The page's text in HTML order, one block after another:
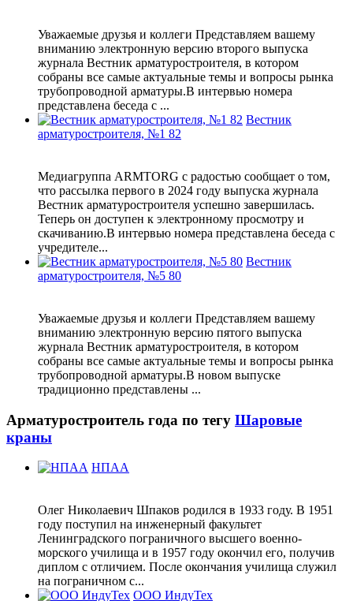
Уважаемые друзья и коллеги Представляем вашему
вниманию электронную версию второго выпуска
журнала Вестник арматуростроителя, в котором
собраны все самые актуальные темы и вопросы рынка
трубопроводной арматуры.В интервью номера
представлена беседа с ...
Вестник
арматуростроителя, №1 82
Медиагруппа ARMTORG с радостью сообщает о том,
что рассылка первого в 2024 году выпуска журнала
Вестник арматуростроителя успешно завершилась.
Теперь он доступен к электронному просмотру и
скачиванию.В интервью номера представлена беседа с
учредителе...
Вестник
арматуростроителя, №5 80
Уважаемые друзья и коллеги Представляем вашему
вниманию электронную версию пятого выпуска
журнала Вестник арматуростроителя, в котором
собраны все самые актуальные темы и вопросы рынка
трубопроводной арматуры.В новом выпуске
традиционно представлены ...
Арматуростроитель года по тегу Шаровые
краны
НПАА
Олег Николаевич Шпаков родился в 1933 году. В 1951
году поступил на инженерный факультет
Ленинградского пограничного высшего военно-
морского училища и в 1957 году окончил его, получив
диплом с отличием. После окончания училища служил
на пограничном с...
ООО ИндуТех